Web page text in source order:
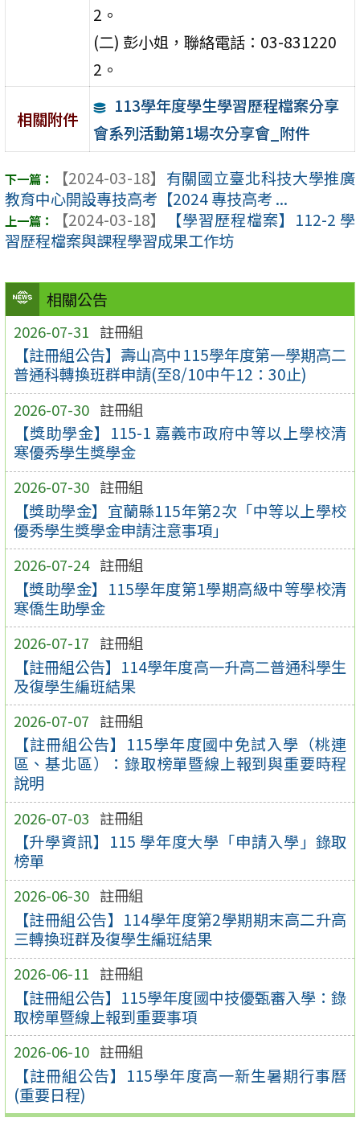
相關公告
2026-07-31 註冊組
【註冊組公告】壽山高中115學年度第一學期高二
普通科轉換班群申請(至8/10中午12：30止)
2026-07-30 註冊組
【獎助學金】115-1 嘉義市政府中等以上學校清
寒優秀學生獎學金
2026-07-30 註冊組
【獎助學金】宜蘭縣115年第2次「中等以上學校
優秀學生獎學金申請注意事項」
2026-07-24 註冊組
【獎助學金】115學年度第1學期高級中等學校清
寒僑生助學金
2026-07-17 註冊組
【註冊組公告】114學年度高一升高二普通科學生
及復學生編班結果
2026-07-07 註冊組
【註冊組公告】115學年度國中免試入學（桃連
區、基北區）：錄取榜單暨線上報到與重要時程
說明
2026-07-03 註冊組
【升學資訊】115 學年度大學「申請入學」錄取
榜單
2026-06-30 註冊組
【註冊組公告】114學年度第2學期期末高二升高
三轉換班群及復學生編班結果
2026-06-11 註冊組
【註冊組公告】115學年度國中技優甄審入學：錄
取榜單暨線上報到重要事項
2026-06-10 註冊組
【註冊組公告】115學年度高一新生暑期行事曆
(重要日程)
2。
(二) 彭小姐，聯絡電話：03-831220
2。
相關附件
113學年度學生學習歷程檔案分享
會系列活動第1場次分享會_附件
【2024-03-18】 有關國立臺北科技大學推廣
教育中心開設專技高考【2024 專技高考 ...
【2024-03-18】
【學習歷程檔案】112-2 學
習歷程檔案與課程學習成果工作坊